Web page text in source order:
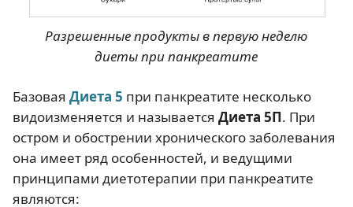
Разрешенные продукты в первую неделю
диеты при панкреатите
Базовая Диета 5 при панкреатите несколько
видоизменяется и называется Диета 5П. При
остром и обострении хронического заболевания
она имеет ряд особенностей, и ведущими
принципами диетотерапии при панкреатите
являются: